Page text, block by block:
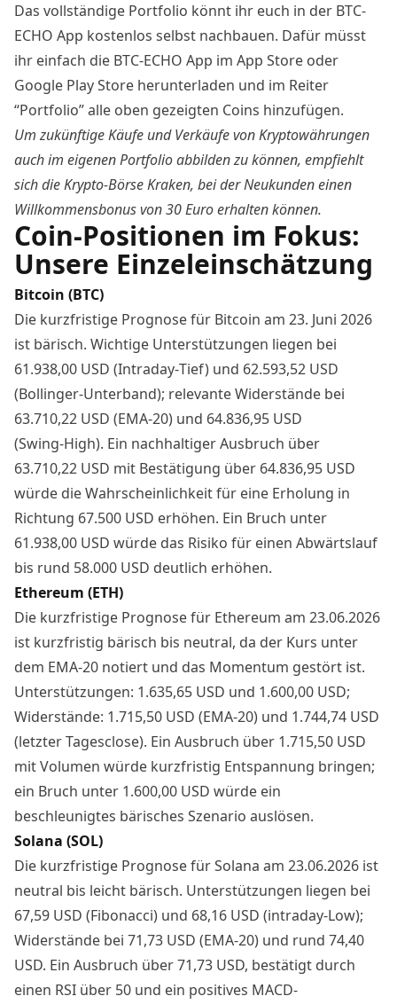
Das vollständige Portfolio könnt ihr euch in der BTC-
ECHO App kostenlos selbst nachbauen. Dafür müsst
ihr einfach die BTC-ECHO App im App Store oder
Google Play Store herunterladen und im Reiter
“Portfolio” alle oben gezeigten Coins hinzufügen.
Um zukünftige Käufe und Verkäufe von Kryptowährungen
auch im eigenen Portfolio abbilden zu können, empfiehlt
sich dieKrypto-Börse Kraken, bei der Neukunden einen
Willkommensbonus von 30 Euro erhalten können.
Coin-Positionen im Fokus:
Unsere Einzeleinschätzung
Bitcoin (BTC)
Die kurzfristige Prognose für Bitcoin am 23. Juni 2026
ist bärisch. Wichtige Unterstützungen liegen bei
61.938,00 USD (Intraday‑Tief) und 62.593,52 USD
(Bollinger‑Unterband); relevante Widerstände bei
63.710,22 USD (EMA‑20) und 64.836,95 USD
(Swing‑High). Ein nachhaltiger Ausbruch über
63.710,22 USD mit Bestätigung über 64.836,95 USD
würde die Wahrscheinlichkeit für eine Erholung in
Richtung 67.500 USD erhöhen. Ein Bruch unter
61.938,00 USD würde das Risiko für einen Abwärtslauf
bis rund 58.000 USD deutlich erhöhen.
Ethereum (ETH)
Die kurzfristige Prognose für Ethereum am 23.06.2026
ist kurzfristig bärisch bis neutral, da der Kurs unter
dem EMA-20 notiert und das Momentum gestört ist.
Unterstützungen: 1.635,65 USD und 1.600,00 USD;
Widerstände: 1.715,50 USD (EMA-20) und 1.744,74 USD
(letzter Tagesclose). Ein Ausbruch über 1.715,50 USD
mit Volumen würde kurzfristig Entspannung bringen;
ein Bruch unter 1.600,00 USD würde ein
beschleunigtes bärisches Szenario auslösen.
Solana (SOL)
Die kurzfristige Prognose für Solana am 23.06.2026 ist
neutral bis leicht bärisch. Unterstützungen liegen bei
67,59 USD (Fibonacci) und 68,16 USD (intraday-Low);
Widerstände bei 71,73 USD (EMA-20) und rund 74,40
USD. Ein Ausbruch über 71,73 USD, bestätigt durch
einen RSI über 50 und ein positives MACD-